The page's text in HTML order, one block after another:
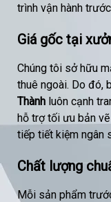
trình vận hành
Giá gốc tại
Chúng tôi sở hữu
thuê ngoài. Do đó,
Thành luôn cạnh
hỗ trợ tối ưu bản
tiếp tiết kiệm ngân
Chất lượng
Mỗi sản phẩm